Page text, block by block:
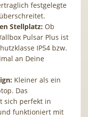
festgelegte
Stellplatz: Ob
Pulsar Plus ist
IP54 bzw.
an Deine
Kleiner als ein
Das
sich perfekt in
funktioniert mit